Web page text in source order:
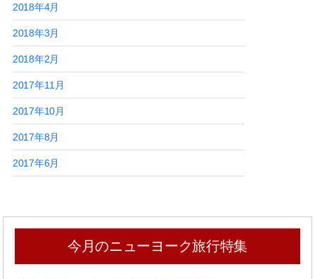
2018年4月
2018年3月
2018年2月
2017年11月
2017年10月
2017年8月
2017年6月
今月のニューヨーク旅行特集